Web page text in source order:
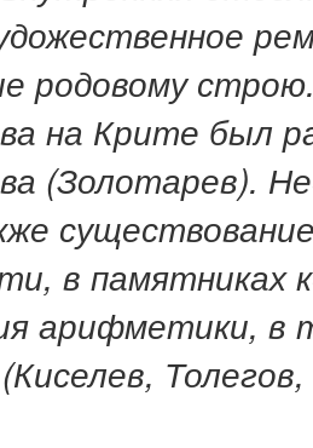
родовому
на Крите был
(Золотарев).
в памятниках
арифметики, в